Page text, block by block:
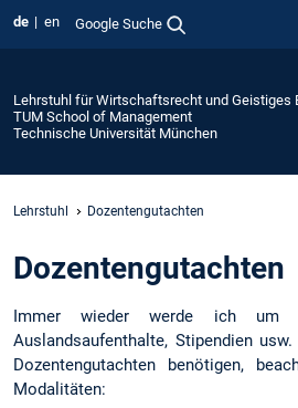
de en Google Suche
Lehrstuhl für Wirtschaftsrecht und Geistiges
TUM School of Management
Technische Universität München
Lehrstuhl Dozentengutachten
Dozentengutachten
Immer wieder werde ich um
Auslandsaufenthalte, Stipendien
Dozentengutachten benötigen,
Modalitäten: